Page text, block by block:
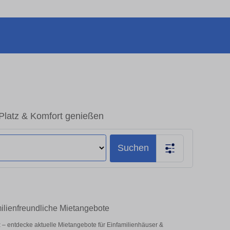
& Komfort genießen
Suchen
Mietangebote
entdecke aktuelle Mietangebote für Einfamilienhäuser &